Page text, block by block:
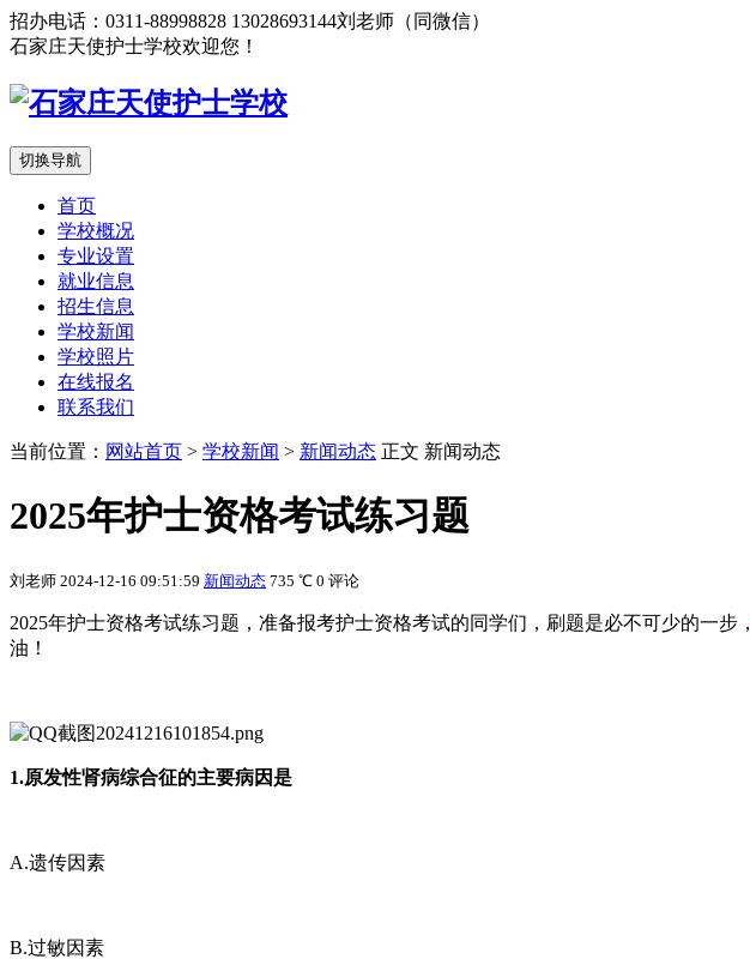
招办电话：0311-88998828 13028693144刘老师（同微信）
石家庄天使护士学校欢迎您！
切换导航
首页
学校概况
专业设置
就业信息
招生信息
学校新闻
学校照片
在线报名
联系我们
当前位置： 网站首页 > 学校新闻 > 新闻动态 正文 新闻动态
2025年护士资格考试练习题
刘老师 2024-12-16 09:51:59 新闻动态 735 ℃ 0 评论
2025年护士资格考试练习题，准备报考护士资格考试的同学们，刷题是必不可少的一步，
油！
1.原发性肾病综合征的主要病因是
A.遗传因素
B.过敏因素